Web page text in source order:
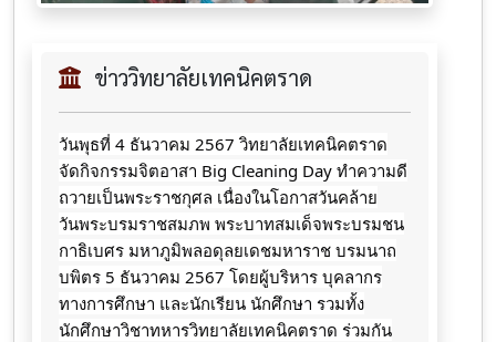
ข่าววิทยาลัยเทคนิคตราด
วันพุธที่ 4 ธันวาคม 2567 วิทยาลัยเทคนิคตราด
จัดกิจกรรมจิตอาสา Big Cleaning Day ทำความดี
ถวายเป็นพระราชกุศล เนื่องในโอกาสวันคล้าย
วันพระบรมราชสมภพ พระบาทสมเด็จพระบรมชน
กาธิเบศร มหาภูมิพลอดุลยเดชมหาราช บรมนาถ
บพิตร 5 ธันวาคม 2567 โดยผู้บริหาร บุคลากร
ทางการศึกษา และนักเรียน นักศึกษา รวมทั้ง
นักศึกษาวิชาทหารวิทยาลัยเทคนิคตราด ร่วมกัน